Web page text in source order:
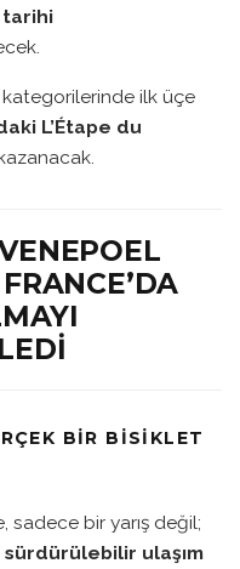
tarihi
kategorilerinde ilk üçe
L’Étape du
BIR BISIKLET
sadece bir yarış değil;
ulaşım